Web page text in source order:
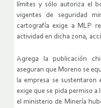
límites y sólo autoriza el
vigentes de seguridad
cartografía exige a MLP
actividad en dicha zona,
Agrega la publicación
aseguran que Moreno se
la empresa se
exige que se pida permiso
el ministerio de Minería